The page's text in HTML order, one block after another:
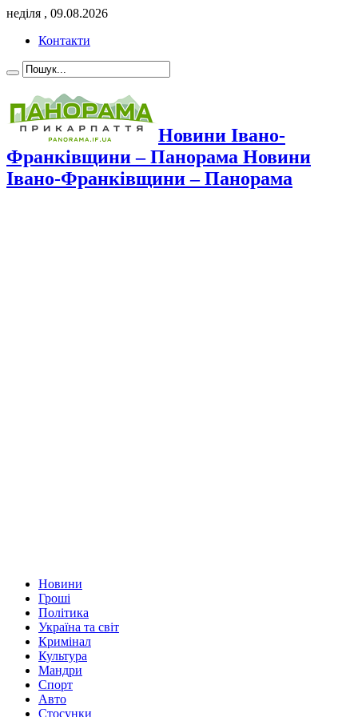
неділя , 09.08.2026
Контакти
Новини Івано-
Франківщини – Панорама Новини
Івано-Франківщини – Панорама
Новини
Гроші
Політика
Україна та світ
Кримінал
Культура
Мандри
Спорт
Авто
Стосунки